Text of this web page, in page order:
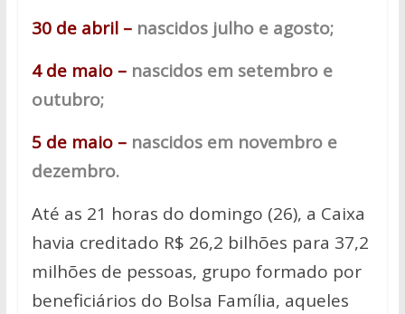
30 de abril –nascidos julho e agosto;
4 de maio –nascidos em setembro e
outubro;
5 de maio –nascidos em novembro e
dezembro.
Até as 21 horas do domingo (26), a Caixa
havia creditado R$ 26,2 bilhões para 37,2
milhões de pessoas, grupo formado por
beneficiários do Bolsa Família, aqueles